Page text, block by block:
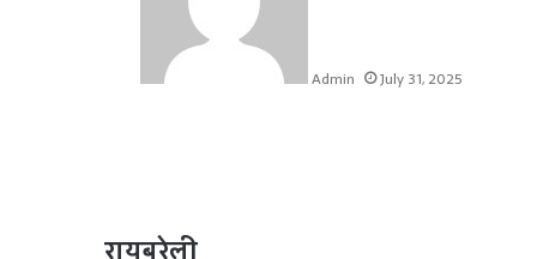
Admin July 31, 2025
रायबरेली